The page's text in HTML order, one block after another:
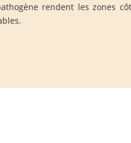
rendent les zones